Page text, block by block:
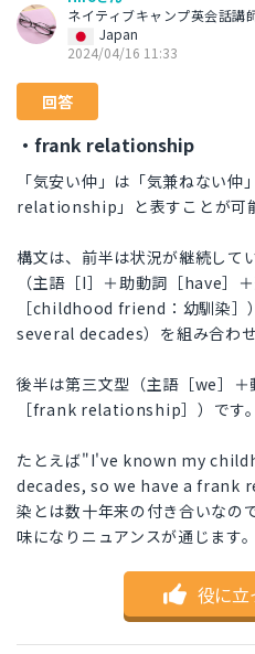
ネイティブキャンプ英会話講
Japan
2024/04/16 11:33
回答
・frank relationship
「気安い仲」は「気兼ねない
relationship」と表すことが可
構文は、前半は状況が継続して
（主語［I］＋助動詞［have］
［childhood friend：幼馴染］
several decades）を組み合わせ
後半は第三文型（主語［we］
［frank relationship］）です。
たとえば"I've known my
decades, so we have a frank
染とは数十年来の付き合いなの
味になりニュアンスが通じます。
役に立